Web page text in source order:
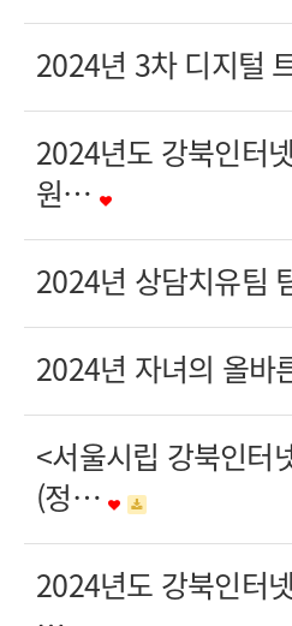
2024년 3차 디지털
2024년도 강북인터
원…
2024년 상담치유팀
2024년 자녀의 올
<서울시립 강북인터
(정…
2024년도 강북인터